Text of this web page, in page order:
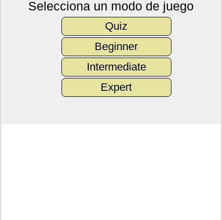
Selecciona un modo de juego
Quiz
Beginner
Intermediate
Expert